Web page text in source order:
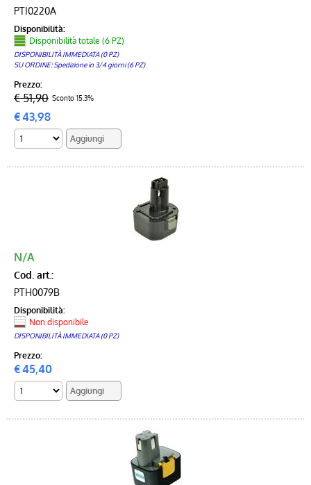
PTI0220A
Disponibilità:
Disponibilità totale (6 PZ)
DISPONIBILITÀ IMMEDIATA (0 PZ)
SU ORDINE: Spedizione in 3/4 giorni (6 PZ)
Prezzo:
€ 51,90 Sconto 15.3%
€43,98
N/A
Cod. art.:
PTH0079B
Disponibilità:
Non disponibile
DISPONIBILITÀ IMMEDIATA (0 PZ)
Prezzo:
€45,40